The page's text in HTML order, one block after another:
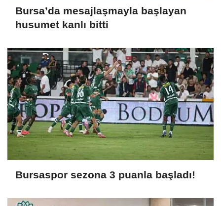
Bursa’da mesajlaşmayla başlayan
husumet kanlı bitti
Bursaspor sezona 3 puanla başladı!